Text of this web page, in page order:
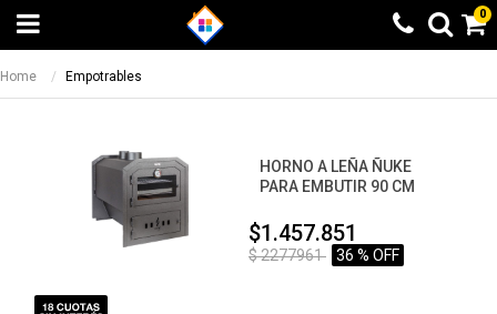
0
Home Empotrables
HORNO A LEÑA ÑUKE
PARA EMBUTIR 90 CM
$1.457.851
$ 2277961 36 % OFF